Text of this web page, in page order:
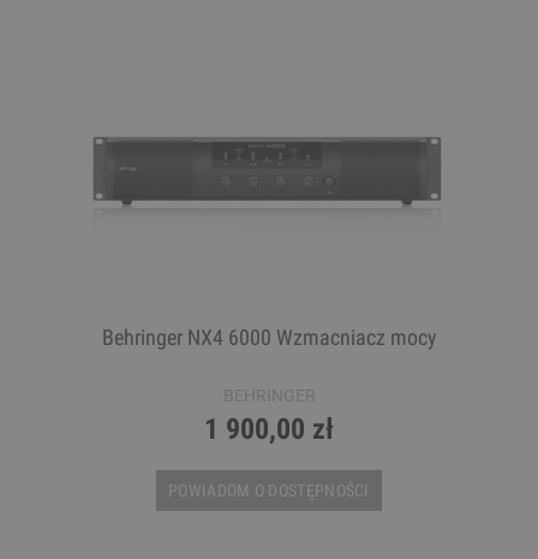
Behringer NX4 6000 Wzmacniacz mocy
BEHRINGER
1 900,00 zł
POWIADOM O DOSTĘPNOŚCI